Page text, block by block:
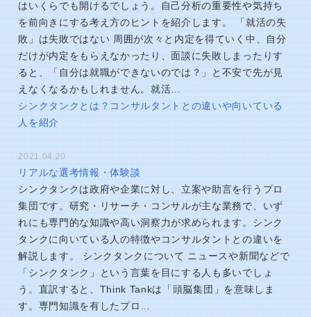
はいくらでも開けるでしょう。自己分析の重要性や気持ち
を前向きにする考え方のヒントを紹介します。 「就活の失
敗」は失敗ではない 周囲が次々と内定を得ていく中、自分
だけが内定をもらえなかったり、面談に失敗しまったりす
ると、「自分は就職ができないのでは？」と不安で先が見
えなくなるかもしれません。就活…
シンクタンクとは？コンサルタントとの違いや向いている
人を紹介
2021.04.20
リアルな選考情報・体験談
シンクタンクは政府や企業に対し、立案や助言を行うプロ
集団です。研究・リサーチ・コンサルが主な業務で、いず
れにも専門的な知識や高い洞察力が求められます。シンク
タンクに向いている人の特徴やコンサルタントとの違いを
解説します。 シンクタンクについて ニュースや新聞などで
「シンクタンク」という言葉を目にする人も多いでしょ
う。直訳すると、Think Tankは「頭脳集団」を意味しま
す。専門知識を有したプロ…